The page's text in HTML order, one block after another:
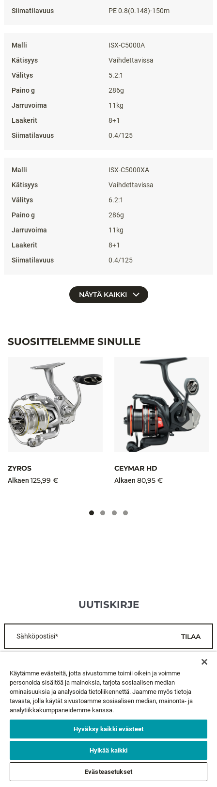
PE 0.8(0.148)-150m
ISX-C5000A
Vaihdettavissa
5.2:1
286g
11kg
8+1
0.4/125
ISX-C5000XA
Vaihdettavissa
6.2:1
286g
11kg
8+1
0.4/125
NÄYTÄ KAIKKI
SUOSITTELEMME SINULLE
ZYROS
Alkaen 125,99 €
CEYMAR HD
Alkaen 80,95 €
UUTISKIRJE
Sähköpostisi* TILAA
ASIAKASPALVELU
TIETOA MEISTÄ
LAKIASIAT
Käytämme evästeitä, jotta sivustomme toimii oikein ja voimme
personoida sisältöä ja mainoksia, tarjota sosiaalisen median
ominaisuuksia ja analysoida tietoliikennettä. Jaamme myös tietoja
tavasta, jolla käytät sivustoamme sosiaalisen median, mainonta- ja
analytiikkakumppaneidemme kanssa.
Hyväksy kaikki evästeet
Hylkää kaikki
Evästeasetukset